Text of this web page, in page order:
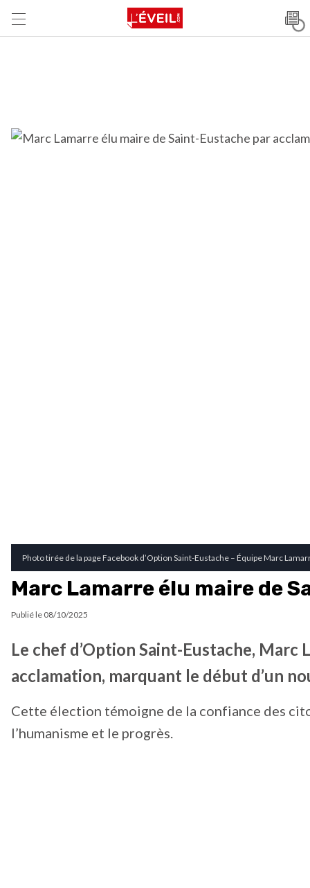
Photo tirée de la page Facebook d’Option Saint-Eustache – Équipe Marc
Marc Lamarre élu maire de
Publié le 08/10/2025
Le chef d’Option Saint-Eustache, Marc
acclamation, marquant le début d’un
Cette élection témoigne de la confiance des
l’humanisme et le progrès.